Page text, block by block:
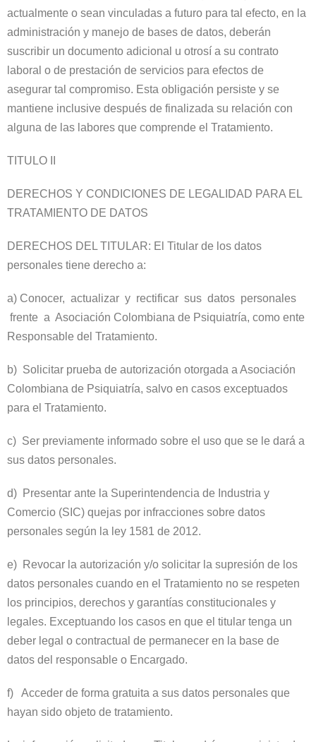
actualmente o sean vinculadas a futuro para tal efecto, en la
administración y manejo de bases de datos, deberán
suscribir un documento adicional u otrosí a su contrato
laboral o de prestación de servicios para efectos de
asegurar tal compromiso. Esta obligación persiste y se
mantiene inclusive después de finalizada su relación con
alguna de las labores que comprende el Tratamiento.
TITULO II
DERECHOS Y CONDICIONES DE LEGALIDAD PARA EL
TRATAMIENTO DE DATOS
DERECHOS DEL TITULAR: El Titular de los datos
personales tiene derecho a:
a) Conocer, actualizar y rectificar sus datos personales
frente a Asociación Colombiana de Psiquiatría, como ente
Responsable del Tratamiento.
b) Solicitar prueba de autorización otorgada a Asociación
Colombiana de Psiquiatría, salvo en casos exceptuados
para el Tratamiento.
c) Ser previamente informado sobre el uso que se le dará a
sus datos personales.
d) Presentar ante la Superintendencia de Industria y
Comercio (SIC) quejas por infracciones sobre datos
personales según la ley 1581 de 2012.
e) Revocar la autorización y/o solicitar la supresión de los
datos personales cuando en el Tratamiento no se respeten
los principios, derechos y garantías constitucionales y
legales. Exceptuando los casos en que el titular tenga un
deber legal o contractual de permanecer en la base de
datos del responsable o Encargado.
f) Acceder de forma gratuita a sus datos personales que
hayan sido objeto de tratamiento.